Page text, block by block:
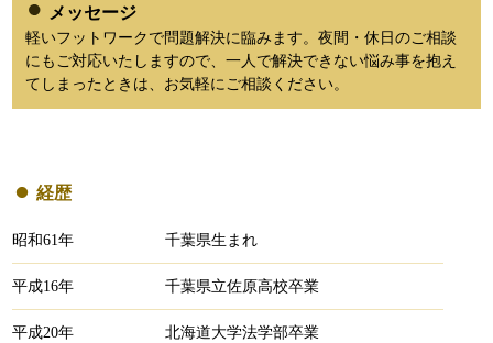
メッセージ
軽いフットワークで問題解決に臨みます。夜間・休日のご相談
にもご対応いたしますので、一人で解決できない悩み事を抱え
てしまったときは、お気軽にご相談ください。
経歴
昭和61年 千葉県生まれ
平成16年 千葉県立佐原高校卒業
平成20年 北海道大学法学部卒業